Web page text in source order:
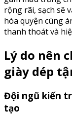
rộng rãi, sạch sẽ
hòa quyện cùng
thanh thoát và
Lý do nên
giày dép
Đội ngũ kiến
tạo